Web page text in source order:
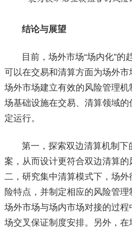
结论与展望
目前，场外市场“场内化”的
可以在交易和清算方面为场外
场外市场建立有效的风险管理
场基础设施在交易、清算领域
定运行。
第一，探索双边清算机制
案，从而设计更符合双边清算
二，研究集中清算模式下，场
险特点，并制定相应的风险管
场外市场与场内市场对接的过
场交叉保证制度安排。另外，